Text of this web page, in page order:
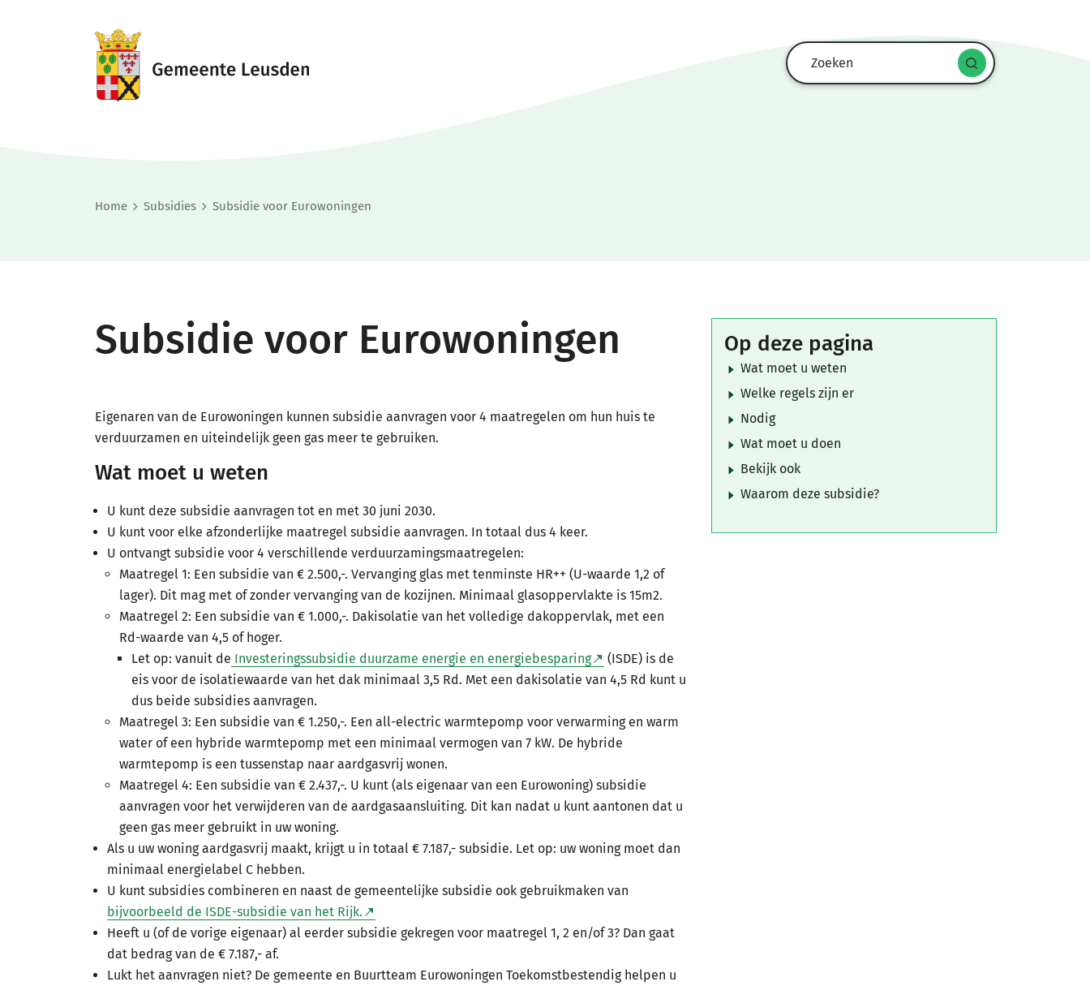
Zoekformulier
Start
spraak
Zoeken
Home Subsidies Subsidie voor Eurowoningen
Op deze pagina
Wat moet u weten
Welke regels zijn er
Nodig
Wat moet u doen
Bekijk ook
Waarom deze subsidie?
Subsidie voor Eurowoningen
Eigenaren van de Eurowoningen kunnen subsidie aanvragen voor 4 maatregelen om hun huis te
verduurzamen en uiteindelijk geen gas meer te gebruiken.
Wat moet u weten
U kunt deze subsidie aanvragen tot en met 30 juni 2030.
U kunt voor elke afzonderlijke maatregel subsidie aanvragen. In totaal dus 4 keer.
U ontvangt subsidie voor 4 verschillende verduurzamingsmaatregelen:
Maatregel 1: Een subsidie van € 2.500,-. Vervanging glas met tenminste HR++ (U-waarde 1,2 of
lager). Dit mag met of zonder vervanging van de kozijnen. Minimaal glasoppervlakte is 15m2.
Maatregel 2: Een subsidie van € 1.000,-. Dakisolatie van het volledige dakoppervlak, met een
Rd-waarde van 4,5 of hoger.
Let op: vanuit de Investeringssubsidie duurzame energie en energiebesparing
(ISDE) is de
eis voor de isolatiewaarde van het dak minimaal 3,5 Rd. Met een dakisolatie van 4,5 Rd kunt u
dus beide subsidies aanvragen.
Maatregel 3: Een subsidie van € 1.250,-. Een all-electric warmtepomp voor verwarming en warm
water of een hybride warmtepomp met een minimaal vermogen van 7 kW. De hybride
warmtepomp is een tussenstap naar aardgasvrij wonen.
Maatregel 4: Een subsidie van € 2.437,-. U kunt (als eigenaar van een Eurowoning) subsidie
aanvragen voor het verwijderen van de aardgasaansluiting. Dit kan nadat u kunt aantonen dat u
geen gas meer gebruikt in uw woning.
Als u uw woning aardgasvrij maakt, krijgt u in totaal € 7.187,- subsidie. Let op: uw woning moet dan
minimaal energielabel C hebben.
U kunt subsidies combineren en naast de gemeentelijke subsidie ook gebruikmaken van
bijvoorbeeld de ISDE-subsidie van het Rijk.
Heeft u (of de vorige eigenaar) al eerder subsidie gekregen voor maatregel 1, 2 en/of 3? Dan gaat
dat bedrag van de € 7.187,- af.
Lukt het aanvragen niet? De gemeente en Buurtteam Eurowoningen Toekomstbestendig helpen u